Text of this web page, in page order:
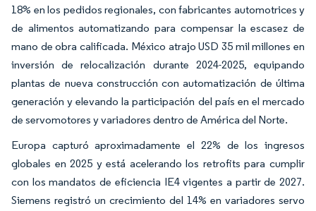
18% en los pedidos regionales, con fabricantes automotrices y
de alimentos automatizando para compensar la escasez de
mano de obra calificada. México atrajo USD 35 mil millones en
inversión de relocalización durante 2024-2025, equipando
plantas de nueva construcción con automatización de última
generación y elevando la participación del país en el mercado
de servomotores y variadores dentro de América del Norte.
Europa capturó aproximadamente el 22% de los ingresos
globales en 2025 y está acelerando los retrofits para cumplir
con los mandatos de eficiencia IE4 vigentes a partir de 2027.
Siemens registró un crecimiento del 14% en variadores servo